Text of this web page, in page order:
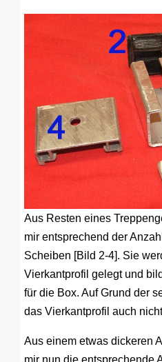
Aus Resten eines
mir entsprechend der
Scheiben [Bild 2-4]. Sie
Vierkantprofil gelegt und
für die Box. Auf Grund der
das Vierkantprofil auch
Aus einem etwas dickeren